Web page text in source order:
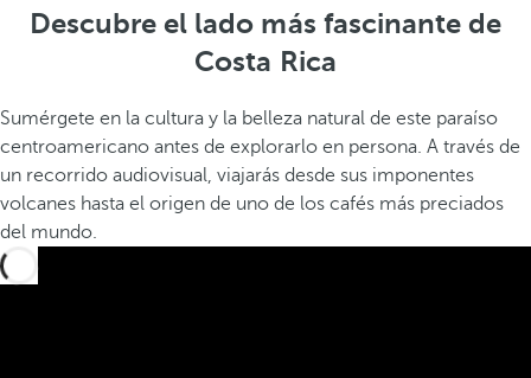
Descubre el lado más fascinante de
Costa Rica
Sumérgete en la cultura y la belleza natural de este paraíso
centroamericano antes de explorarlo en persona. A través de
un recorrido audiovisual, viajarás desde sus imponentes
volcanes hasta el origen de uno de los cafés más preciados
del mundo.